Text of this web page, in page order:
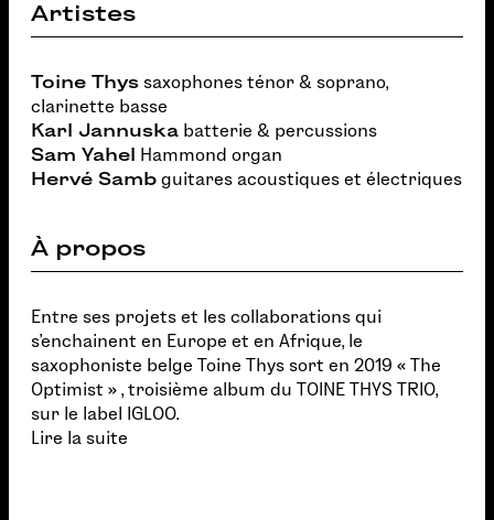
Artistes
Toine Thys saxophones ténor & soprano,
clarinette basse
Karl Jannuska batterie & percussions
Sam Yahel
Hammond organ
Hervé Samb guitares acoustiques et électriques
À propos
Entre ses projets et les collaborations qui
s’enchainent en Europe et en Afrique, le
saxophoniste belge Toine Thys sort en 2019 « The
Optimist » , troisième album du TOINE THYS TRIO,
sur le label IGLOO.
Lire la suite